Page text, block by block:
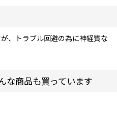
、トラブル回避の為に神経質な
な商品も買っています